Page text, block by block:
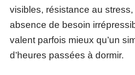
visibles, résistance au
absence de besoin
valent parfois mieux qu’un
d’heures passées à dormir.